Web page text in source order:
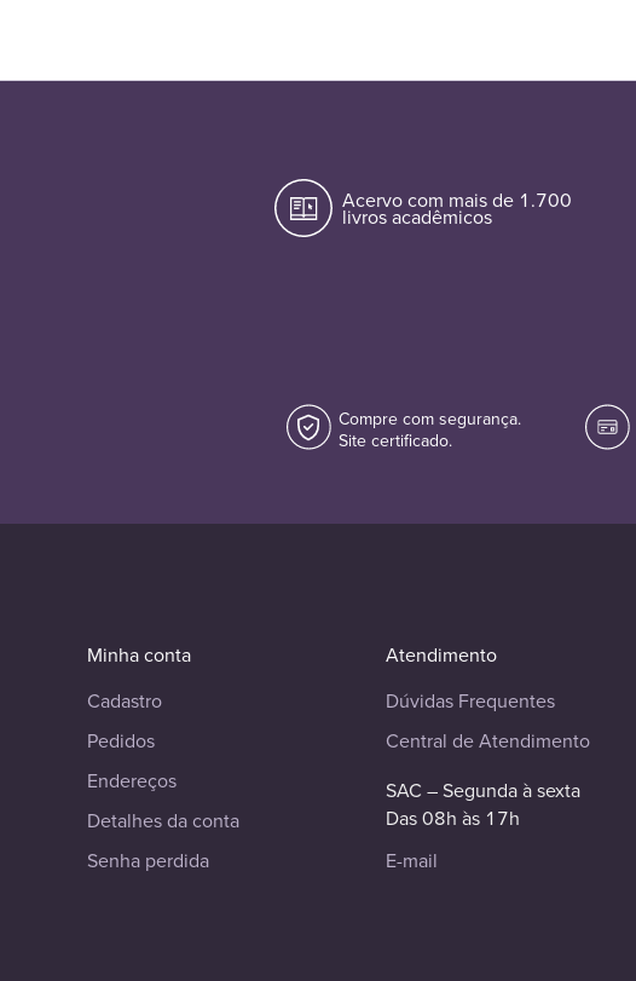
Acervo com mais de 1.700
livros acadêmicos
Compre com segurança.
Site certificado.
Minha conta
Cadastro
Pedidos
Endereços
Detalhes da conta
Senha perdida
Atendimento
Dúvidas Frequentes
Central de Atendimento
SAC – Segunda à sexta
Das 08h às 17h
E-mail